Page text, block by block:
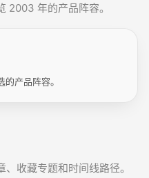
2003 年的产品阵容。
产品阵容。
收藏专题和时间线路径。